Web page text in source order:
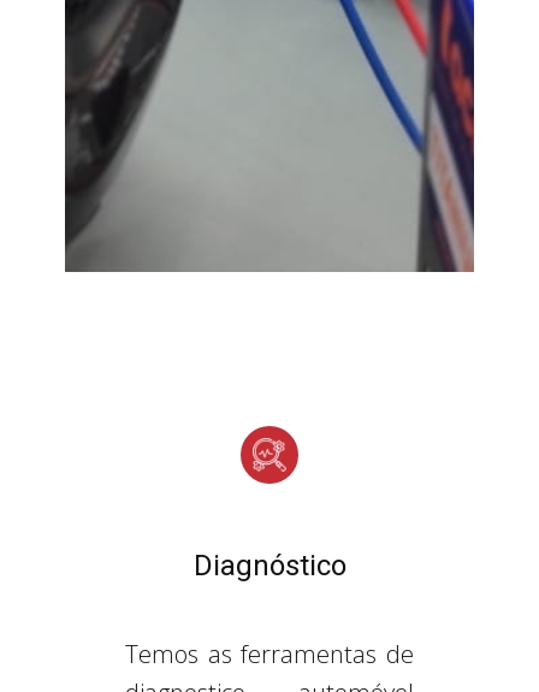
Diagnóstico
Temos as ferramentas de